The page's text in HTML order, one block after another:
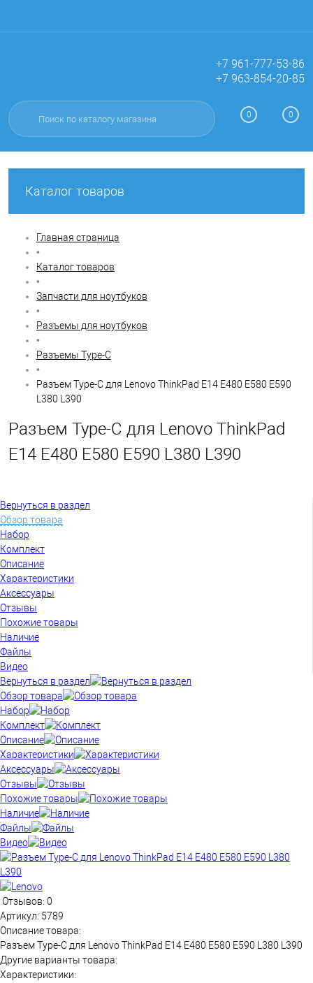
Вход Регистрация
+7 961-777-53-86
+7 963-854-20-85
0 0
Каталог товаров
Главная страница
•
Каталог товаров
•
Запчасти для ноутбуков
•
Разъемы для ноутбуков
•
Разъемы Type-C
•
Разъем Type-C для Lenovo ThinkPad E14 E480 E580 E590
L380 L390
Разъем Type-C для Lenovo ThinkPad
E14 E480 E580 E590 L380 L390
Вернуться в раздел
Обзор товара
Набор
Комплект
Описание
Характеристики
Аксессуары
Отзывы
Похожие товары
Наличие
Файлы
Видео
Вернуться в раздел
Обзор товара
Набор
Комплект
Описание
Характеристики
Аксессуары
Отзывы
Похожие товары
Наличие
Файлы
Видео
Отзывов: 0
Артикул: 5789
Описание товара:
Разъем Type-C для Lenovo ThinkPad E14 E480 E580 E590 L380 L390
Другие варианты товара:
Характеристики: